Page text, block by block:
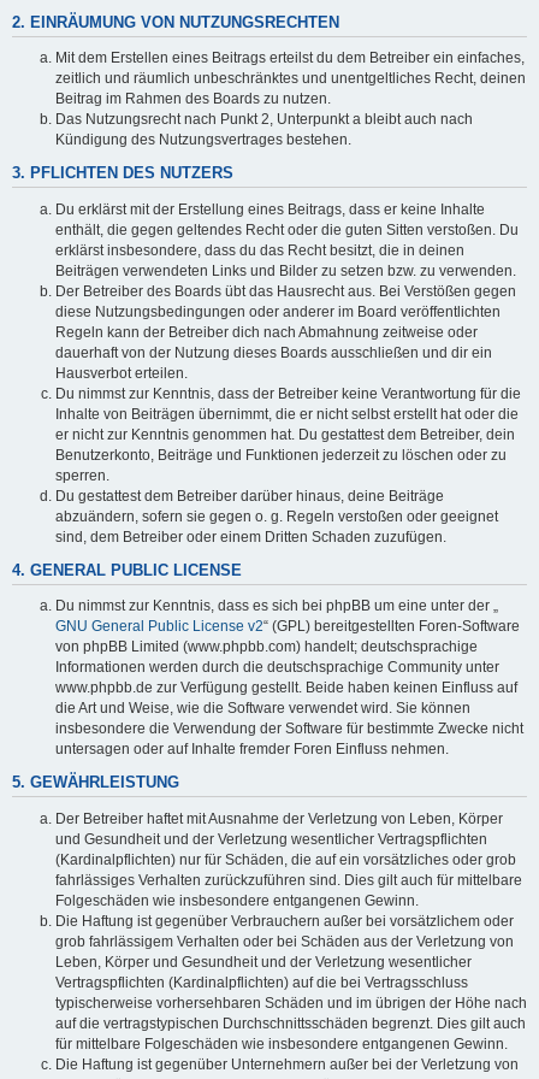
2. EINRÄUMUNG VON NUTZUNGSRECHTEN
Mit dem Erstellen eines Beitrags erteilst du dem Betreiber ein einfaches,
zeitlich und räumlich unbeschränktes und unentgeltliches Recht, deinen
Beitrag im Rahmen des Boards zu nutzen.
Das Nutzungsrecht nach Punkt 2, Unterpunkt a bleibt auch nach
Kündigung des Nutzungsvertrages bestehen.
3. PFLICHTEN DES NUTZERS
Du erklärst mit der Erstellung eines Beitrags, dass er keine Inhalte
enthält, die gegen geltendes Recht oder die guten Sitten verstoßen. Du
erklärst insbesondere, dass du das Recht besitzt, die in deinen
Beiträgen verwendeten Links und Bilder zu setzen bzw. zu verwenden.
Der Betreiber des Boards übt das Hausrecht aus. Bei Verstößen gegen
diese Nutzungsbedingungen oder anderer im Board veröffentlichten
Regeln kann der Betreiber dich nach Abmahnung zeitweise oder
dauerhaft von der Nutzung dieses Boards ausschließen und dir ein
Hausverbot erteilen.
Du nimmst zur Kenntnis, dass der Betreiber keine Verantwortung für die
Inhalte von Beiträgen übernimmt, die er nicht selbst erstellt hat oder die
er nicht zur Kenntnis genommen hat. Du gestattest dem Betreiber, dein
Benutzerkonto, Beiträge und Funktionen jederzeit zu löschen oder zu
sperren.
Du gestattest dem Betreiber darüber hinaus, deine Beiträge
abzuändern, sofern sie gegen o. g. Regeln verstoßen oder geeignet
sind, dem Betreiber oder einem Dritten Schaden zuzufügen.
4. GENERAL PUBLIC LICENSE
Du nimmst zur Kenntnis, dass es sich bei phpBB um eine unter der „
GNU General Public License v2“ (GPL) bereitgestellten Foren-Software
von phpBB Limited (www.phpbb.com) handelt; deutschsprachige
Informationen werden durch die deutschsprachige Community unter
www.phpbb.de zur Verfügung gestellt. Beide haben keinen Einfluss auf
die Art und Weise, wie die Software verwendet wird. Sie können
insbesondere die Verwendung der Software für bestimmte Zwecke nicht
untersagen oder auf Inhalte fremder Foren Einfluss nehmen.
5. GEWÄHRLEISTUNG
Der Betreiber haftet mit Ausnahme der Verletzung von Leben, Körper
und Gesundheit und der Verletzung wesentlicher Vertragspflichten
(Kardinalpflichten) nur für Schäden, die auf ein vorsätzliches oder grob
fahrlässiges Verhalten zurückzuführen sind. Dies gilt auch für mittelbare
Folgeschäden wie insbesondere entgangenen Gewinn.
Die Haftung ist gegenüber Verbrauchern außer bei vorsätzlichem oder
grob fahrlässigem Verhalten oder bei Schäden aus der Verletzung von
Leben, Körper und Gesundheit und der Verletzung wesentlicher
Vertragspflichten (Kardinalpflichten) auf die bei Vertragsschluss
typischerweise vorhersehbaren Schäden und im übrigen der Höhe nach
auf die vertragstypischen Durchschnittsschäden begrenzt. Dies gilt auch
für mittelbare Folgeschäden wie insbesondere entgangenen Gewinn.
Die Haftung ist gegenüber Unternehmern außer bei der Verletzung von